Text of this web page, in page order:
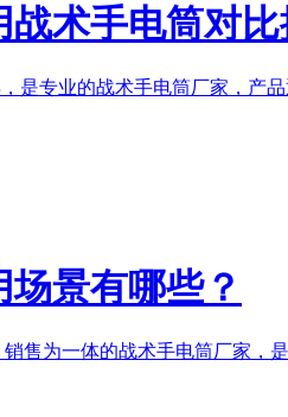
术手电筒对比
是专业的战术手电筒厂家 ，产
景有哪些？
售为一体的战术手电筒厂家 ，